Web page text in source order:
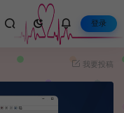
登录
我要投稿